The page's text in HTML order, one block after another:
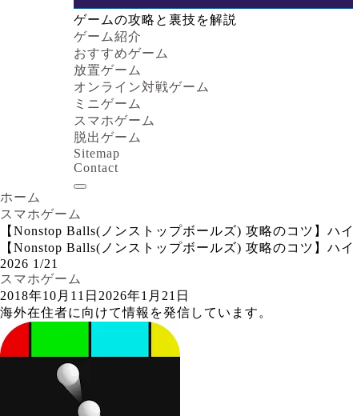
ゲームの攻略と裏技を解説
ゲーム紹介
おすすめゲーム
放置ゲーム
オンライン対戦ゲーム
ミニゲーム
スマホゲーム
脱出ゲーム
Sitemap
Contact
ホーム
スマホゲーム
【Nonstop Balls(ノンストップボールズ) 攻略のコツ】
【Nonstop Balls(ノンストップボールズ) 攻略のコツ】
2026 1/21
スマホゲーム
2018年10月11日 2026年1月21日
海外在住者に向けて情報を発信しています。